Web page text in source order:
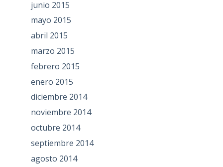
junio 2015
mayo 2015
abril 2015
marzo 2015
febrero 2015
enero 2015
diciembre 2014
noviembre 2014
octubre 2014
septiembre 2014
agosto 2014